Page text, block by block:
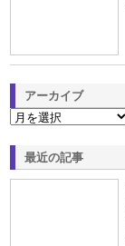
アーカイブ
最近の記事